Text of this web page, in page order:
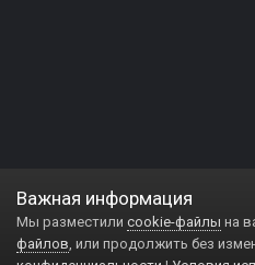
Важная информация
Мы разместили cookie-файлы на
файлов, или продолжить без